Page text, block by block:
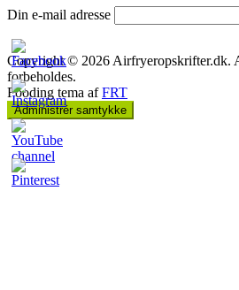
Din e-mail adresse
Copyright © 2026 Airfryeropskrifter.dk.
forbeholdes.
Fooding tema afFRT
Administrér samtykke